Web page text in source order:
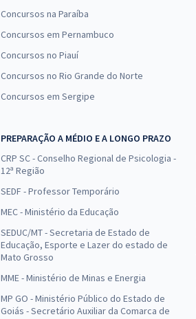
Concursos na Paraíba
Concursos em Pernambuco
Concursos no Piauí
Concursos no Rio Grande do Norte
Concursos em Sergipe
PREPARAÇÃO A MÉDIO E A LONGO PRAZO
CRP SC - Conselho Regional de Psicologia -
12ª Região
SEDF - Professor Temporário
MEC - Ministério da Educação
SEDUC/MT - Secretaria de Estado de
Educação, Esporte e Lazer do estado de
Mato Grosso
MME - Ministério de Minas e Energia
MP GO - Ministério Público do Estado de
Goiás - Secretário Auxiliar da Comarca de